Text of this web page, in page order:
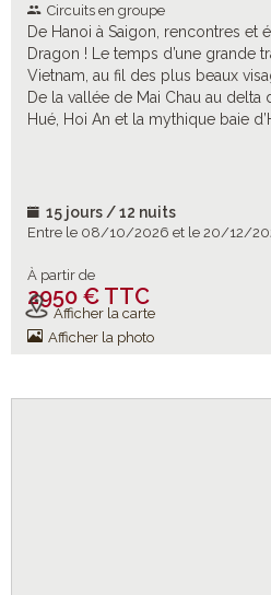
Circuits en groupe
De Hanoi à Saigon, rencontres et
Dragon ! Le temps d’une grande
Vietnam, au fil des plus beaux
De la vallée de Mai Chau au
Hué, Hoi An et la mythique baie
15 jours / 12 nuits
Entre le 08/10/2026 et le 20/12/
À partir de
2950 € TTC
Afficher la carte
Afficher la photo